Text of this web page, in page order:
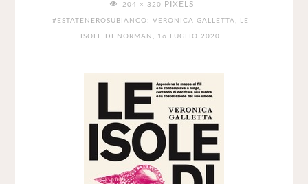
FULL
SIZE
204 × 320 PIXELS
#ESTATENEROSUBIANCO: VERONICA GALLETTA, LE
ISOLE DI NORMAN, 16 LUGLIO 2020